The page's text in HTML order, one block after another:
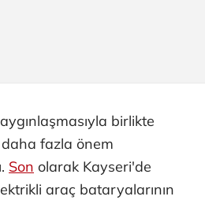
birlikte
fazla önem
Son olarak Kayseri'de
araç bataryalarının